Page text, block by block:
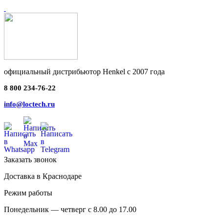
официальный дистрибьютор Henkel с 2007 года
8 800 234-76-22
info@loctech.ru
Заказать звонок
Доставка в Краснодаре
Режим работы
Понедельник — четверг с 8.00 до 17.00